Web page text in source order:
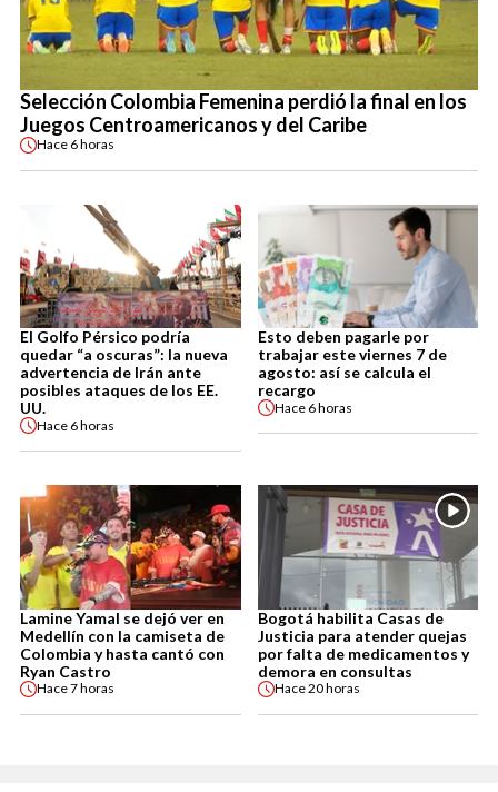
Selección Colombia Femenina perdió la final en los
Juegos Centroamericanos y del Caribe
Hace 6 horas
El Golfo Pérsico podría
quedar “a oscuras”: la nueva
advertencia de Irán ante
posibles ataques de los EE.
UU.
Hace 6 horas
Esto deben pagarle por
trabajar este viernes 7 de
agosto: así se calcula el
recargo
Hace 6 horas
Lamine Yamal se dejó ver en
Medellín con la camiseta de
Colombia y hasta cantó con
Ryan Castro
Hace7 horas
Bogotá habilita Casas de
Justicia para atender quejas
por falta de medicamentos y
demora en consultas
Hace20 horas